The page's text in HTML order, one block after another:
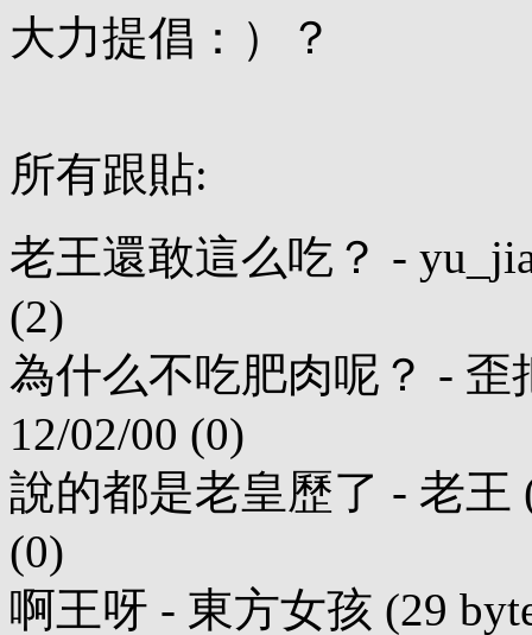
大力提倡：）？
所有跟貼:
老王還敢這么吃？ -
(2)
為什么不吃肥肉呢？ - 歪
12/02/00 (0)
說的都是老皇歷了 - 老王
(0)
啊王呀 - 東方女孩 (29